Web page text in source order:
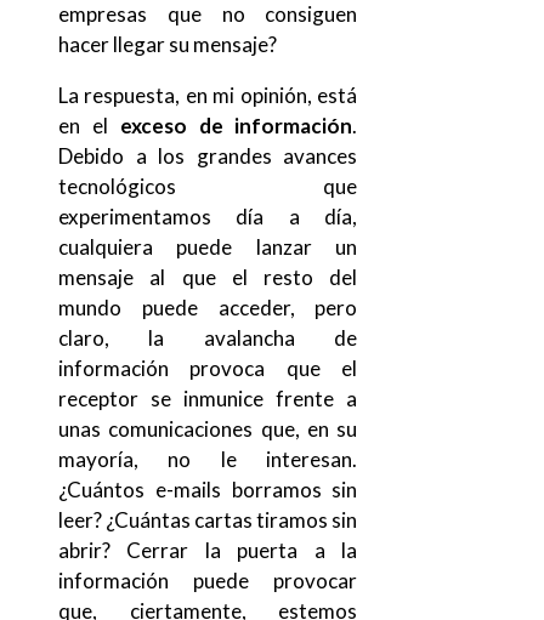
empresas que no consiguen
hacer llegar su mensaje?
La respuesta, en mi opinión, está
en el exceso de información.
Debido a los grandes avances
tecnológicos que
experimentamos día a día,
cualquiera puede lanzar un
mensaje al que el resto del
mundo puede acceder, pero
claro, la avalancha de
información provoca que el
receptor se inmunice frente a
unas comunicaciones que, en su
mayoría, no le interesan.
¿Cuántos e-mails borramos sin
leer? ¿Cuántas cartas tiramos sin
abrir? Cerrar la puerta a la
información puede provocar
que, ciertamente, estemos